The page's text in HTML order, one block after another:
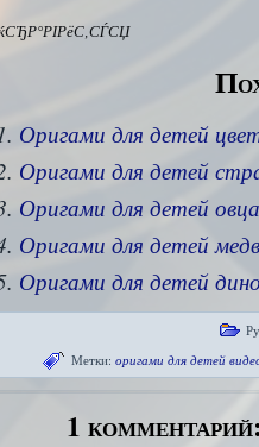
Оригами для детей
Оригами для детей
Оригами для детей овца
Оригами для детей
Оригами для детей
Метки: оригами для детей
1